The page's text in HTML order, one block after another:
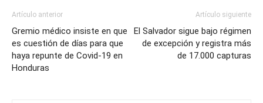
Artículo anterior
Gremio médico insiste en que
es cuestión de días para que
haya repunte de Covid-19 en
Honduras
Artículo siguiente
El Salvador sigue bajo régimen
de excepción y registra más
de 17.000 capturas